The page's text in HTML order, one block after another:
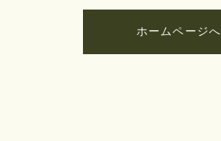
ホームページへ